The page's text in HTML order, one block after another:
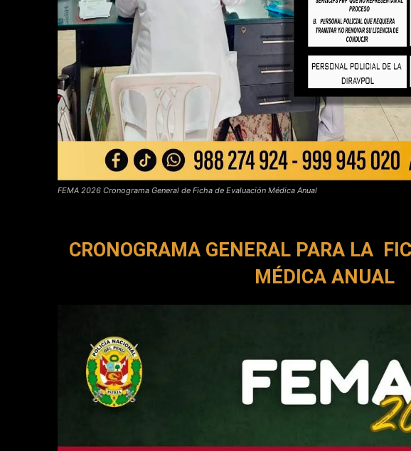
FEMA 2026 Cronograma General de Ficha de Evaluación Médica Anual
CRONOGRAMA GENERAL PARA LA
MÉDICA ANUAL